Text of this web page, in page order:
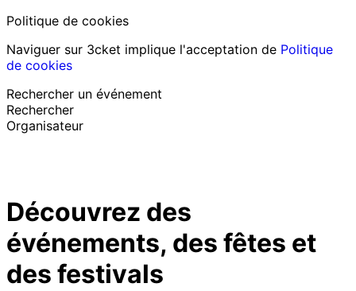
Politique de cookies
Naviguer sur 3cket implique l'acceptation de Politique
de cookies
Rechercher un événement
Rechercher
Organisateur
Assistance au participantJ’ai perdu mon billet
LoginPromouvoir événement
Découvrez des
événements, des fêtes et
des festivals